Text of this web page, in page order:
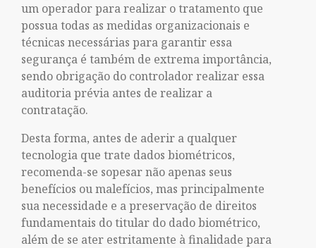
um operador para realizar o tratamento que
possua todas as medidas organizacionais e
técnicas necessárias para garantir essa
segurança é também de extrema importância,
sendo obrigação do controlador realizar essa
auditoria prévia antes de realizar a
contratação.
Desta forma, antes de aderir a qualquer
tecnologia que trate dados biométricos,
recomenda-se sopesar não apenas seus
benefícios ou malefícios, mas principalmente
sua necessidade e a preservação de direitos
fundamentais do titular do dado biométrico,
além de se ater estritamente à finalidade para